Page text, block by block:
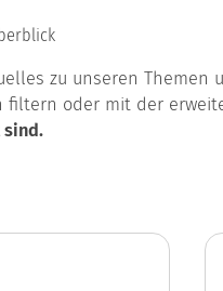
zu unseren
filtern oder mit der
sind.